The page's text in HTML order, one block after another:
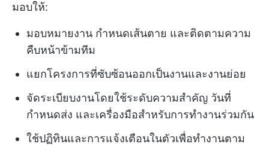
มอบให้:
มอบหมายงาน กำหนดเส้นตาย และติดตามความ
คืบหน้าข้ามทีม
แยกโครงการที่ซับซ้อนออกเป็นงานและงานย่อย
จัดระเบียบงานโดยใช้ระดับความสำคัญ วันที่
กำหนดส่ง และเครื่องมือสำหรับการทำงานร่วมกัน
ใช้ปฏิทินและการแจ้งเตือนในตัวเพื่อทำงานตาม